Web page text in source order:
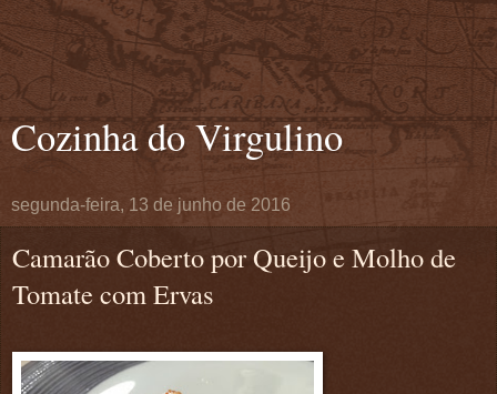
Cozinha do Virgulino
segunda-feira, 13 de junho de 2016
Camarão Coberto por Queijo e Molho de
Tomate com Ervas